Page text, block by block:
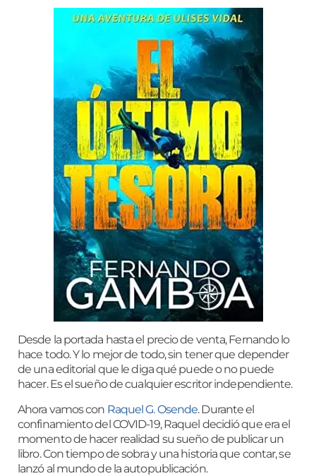
Desde la portada hasta el precio de venta, Fernando lo
hace todo. Y lo mejor de todo, sin tener que depender
de una editorial que le diga qué puede o no puede
hacer. Es el sueño de cualquier escritor independiente.
Ahora vamos con Raquel G. Osende. Durante el
confinamiento del COVID-19, Raquel decidió que era el
momento de hacer realidad su sueño de publicar un
libro. Con tiempo de sobra y una historia que contar, se
lanzó al mundo de la autopublicación.